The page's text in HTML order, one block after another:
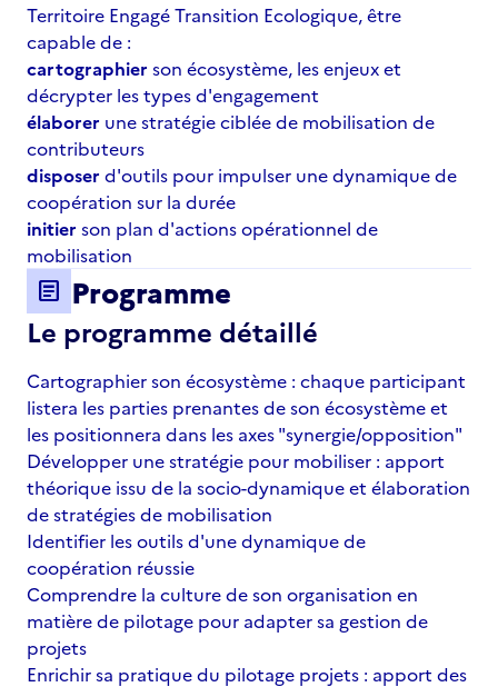
Territoire Engagé Transition Ecologique, être
capable de :
cartographier son écosystème, les enjeux et
décrypter les types d'engagement
élaborer une stratégie ciblée de mobilisation de
contributeurs
disposer d'outils pour impulser une dynamique de
coopération sur la durée
initier son plan d'actions opérationnel de
mobilisation
article Programme
Le programme détaillé
Cartographier son écosystème : chaque participant
listera les parties prenantes de son écosystème et
les positionnera dans les axes "synergie/opposition"
Développer une stratégie pour mobiliser : apport
théorique issu de la socio-dynamique et élaboration
de stratégies de mobilisation
Identifier les outils d'une dynamique de
coopération réussie
Comprendre la culture de son organisation en
matière de pilotage pour adapter sa gestion de
projets
Enrichir sa pratique du pilotage projets : apport des